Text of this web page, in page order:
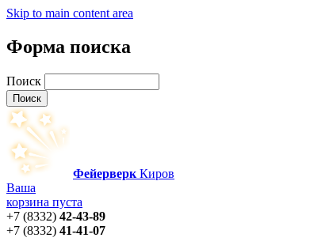
Skip to main content area
Форма поиска
Поиск
Фейерверк Киров
Ваша
корзина пуста
+7 (8332) 42-43-89
+7 (8332) 41-41-07